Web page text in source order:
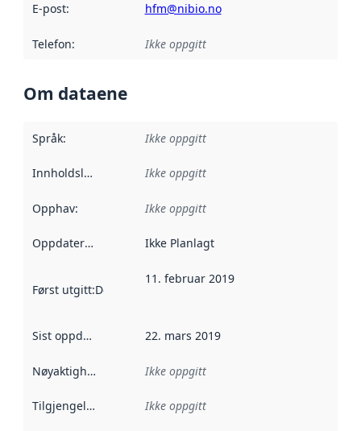
E-post: hfm@nibio.no
Telefon: Ikke oppgitt
Om dataene
Språk: Ikke oppgitt
Innholdsleverandører :
Ikke oppgitt
Opphav: Ikke oppgitt
Oppdateringsfrekvens :
Ikke Planlagt
Først utgitt:Denne datoen sier når dataene i dette
11. februar 2019
Sist oppdatert 22. mars 2019
Nøyaktighet Ikke oppgitt
Tilgjengelighet Ikke oppgitt